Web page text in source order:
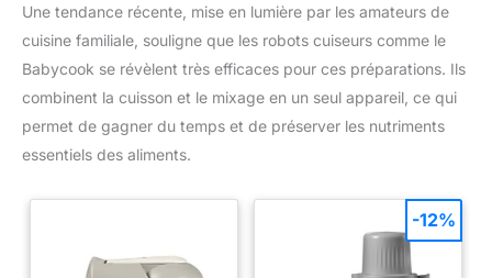
Une tendance récente, mise en lumière par les amateurs de
cuisine familiale, souligne que les robots cuiseurs comme le
Babycook se révèlent très efficaces pour ces préparations. Ils
combinent la cuisson et le mixage en un seul appareil, ce qui
permet de gagner du temps et de préserver les nutriments
essentiels des aliments.
-12%